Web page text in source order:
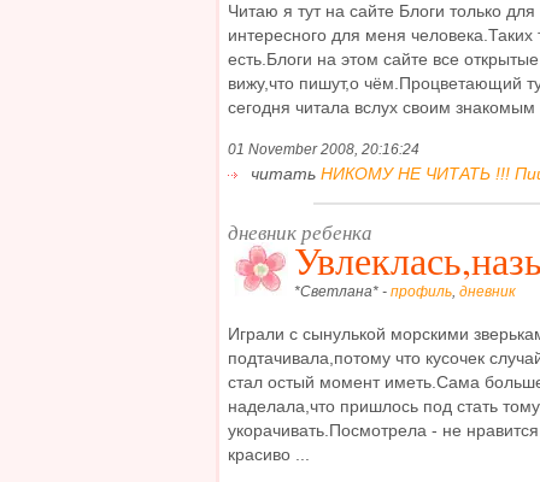
Читаю я тут на сайте Блоги только для
интересного для меня
есть.Блоги на этом сайте все
вижу,что пишут,о чём.Процветающий
сегодня читала вслух своим
01 November 2008, 20:16:24
читать НИКОМУ НЕ ЧИТАТЬ !!!
дневник ребенка
*Светлана* - профиль, дневник
Играли с сынулькой морскими
подтачивала,потому что кусочек
стал остый момент иметь.Сама
наделала,что пришлось под стать
укорачивать.Посмотрела - не
красиво ...